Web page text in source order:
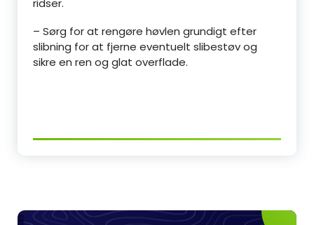
ridser.
– Sørg for at rengøre høvlen grundigt efter
slibning for at fjerne eventuelt slibestøv og
sikre en ren og glat overflade.